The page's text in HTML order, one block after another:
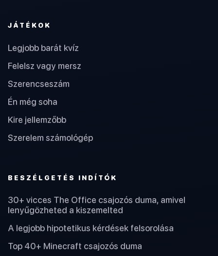
JÁTÉKOK
Legjobb barát kvíz
Felelsz vagy mersz
Szerencseszám
Én még soha
Kire jellemzőbb
Szerelem számológép
BESZÉLGETÉS INDÍTÓK
30+ vicces The Office csajozós duma, amivel
lenyűgözheted a kiszemelted
A legjobb hipotetikus kérdések felsorolása
Top 40+ Minecraft csajozós duma